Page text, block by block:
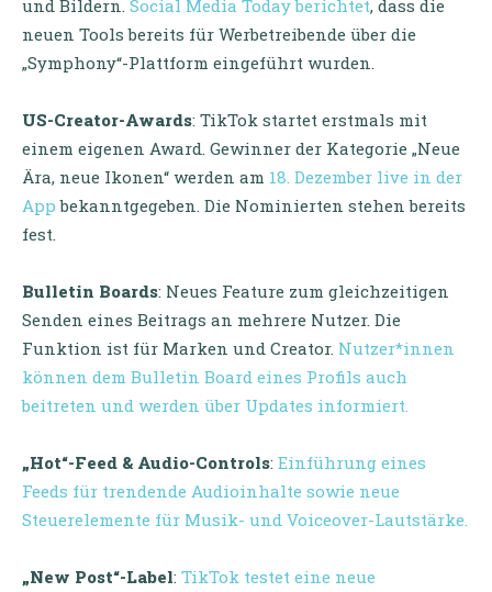
und Bildern. Social Media Today berichtet, dass die
neuen Tools bereits für Werbetreibende über die
„Symphony“-Plattform eingeführt wurden.
US-Creator-Awards: TikTok startet erstmals mit
einem eigenen Award. Gewinner der Kategorie „Neue
Ära, neue Ikonen“ werden am 18. Dezember live in der
App bekanntgegeben. Die Nominierten stehen bereits
fest.
Bulletin Boards: Neues Feature zum gleichzeitigen
Senden eines Beitrags an mehrere Nutzer. Die
Funktion ist für Marken und Creator. Nutzer*innen
können dem Bulletin Board eines Profils auch
beitreten und werden über Updates informiert.
„Hot“-Feed & Audio-Controls: Einführung eines
Feeds für trendende Audioinhalte sowie neue
Steuerelemente für Musik- und Voiceover-Lautstärke.
„New Post“-Label: TikTok testet eine neue